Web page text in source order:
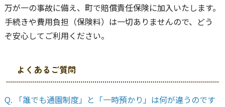
万が一の事故に備え、町で賠償責任保険に加入いたします。
手続きや費用負担（保険料）は一切ありませんので、どう
ぞ安心してご利用ください。
よくあるご質問
Q. 「誰でも通園制度」と「一時預かり」は何が違うのです